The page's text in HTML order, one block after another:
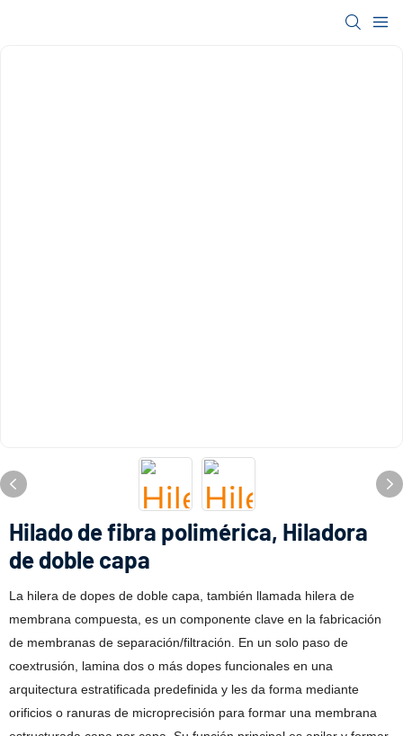
Hilado de fibra polimérica, Hiladora
de doble capa
La hilera de dopes de doble capa, también llamada hilera de
membrana compuesta, es un componente clave en la fabricación
de membranas de separación/filtración. En un solo paso de
coextrusión, lamina dos o más dopes funcionales en una
arquitectura estratificada predefinida y les da forma mediante
orificios o ranuras de microprecisión para formar una membrana